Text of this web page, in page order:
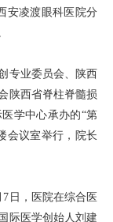
安凌渡眼科医院分
专业委员会、陕西
陕西省脊柱脊髓损
学中心承办的“第
会议室举行，院长
7日，医院在综合医
际医学创始人刘建